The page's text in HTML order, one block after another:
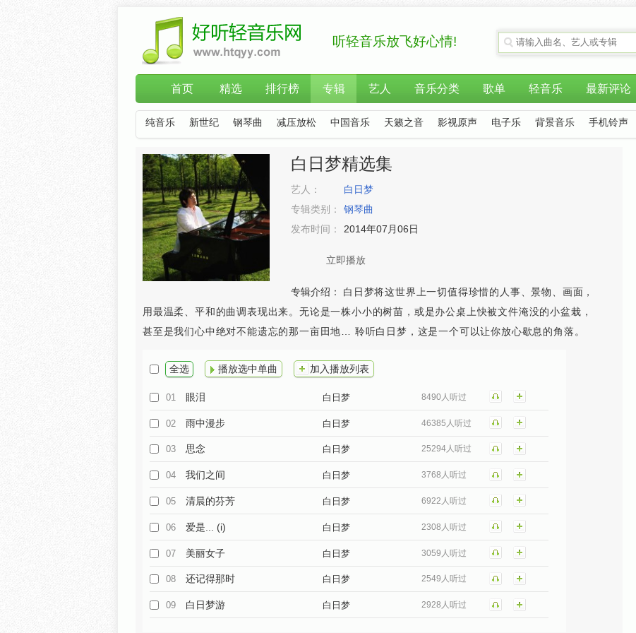
听轻音乐放飞好心情!
首页 精选 排行榜 专辑 艺人 音乐分类 歌单 轻音乐 最新评论
纯音乐 新世纪 钢琴曲 减压放松 中国音乐 天籁之音 影视原声 电子乐 背景音乐 手机铃声
白日梦精选集
艺人：
白日梦
专辑类别：
钢琴曲
发布时间：
2014年07月06日
立即播放
专辑介绍： 白日梦将这世界上一切值得珍惜的人事、景物、画面，
用最温柔、平和的曲调表现出来。无论是一株小小的树苗，或是办公桌上快被文件淹没的小盆栽，
甚至是我们心中绝对不能遗忘的那一亩田地… 聆听白日梦，这是一个可以让你放心歇息的角落。
全选 播放选中单曲 加入播放列表
01 眼泪 白日梦 8490人听过
02 雨中漫步 白日梦 46385人听过
03 思念 白日梦 25294人听过
04 我们之间 白日梦 3768人听过
05 清晨的芬芳 白日梦 6922人听过
06 爱是... (i) 白日梦 2308人听过
07 美丽女子 白日梦 3059人听过
08 还记得那时 白日梦 2549人听过
09 白日梦游 白日梦 2928人听过